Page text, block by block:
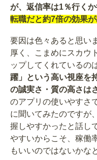
が、返信率は1％行く
転職だと約7倍の効果が
要因は色々あると思い
厚く、こまめにスカウ
ップしてくれているの
躍」という高い視座を
の誠実さ・質の高さは
のアプリの使いやすさ
に聞いてみたのですが
握しやすかったと話し
やすいからこそ、稼働
もいいのではないかな